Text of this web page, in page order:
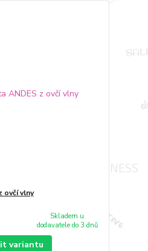
ovčí vlny
Skladem u
dodavatele do 3 dnů
variantu